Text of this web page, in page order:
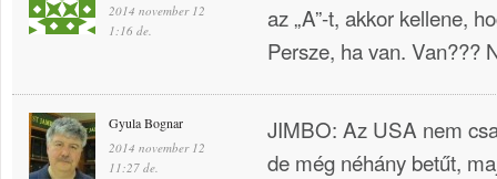
2014 november 12
1:16 de.
az „A”-t, akkor kellene,
Persze, ha van. Van???
Gyula Bognar
2014 november 12
11:27 de.
JIMBO: Az USA nem
de még néhány betűt,